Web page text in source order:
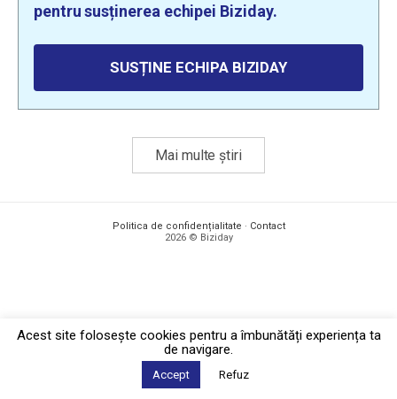
pentru susținerea echipei Biziday.
SUSȚINE ECHIPA BIZIDAY
Mai multe știri
Politica de confidențialitate · Contact
2026 © Biziday
Acest site foloseşte cookies pentru a îmbunătăți experiența ta
de navigare.
Accept Refuz